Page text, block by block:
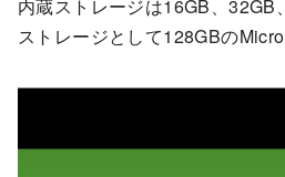
内蔵ストレージは16GB、32GB
ストレージとして128GBの